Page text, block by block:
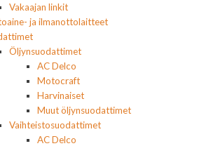
Vakaajan linkit
ja ilmanottolaitteet
Öljynsuodattimet
AC Delco
Motocraft
Harvinaiset
Muut öljynsuodattimet
Vaihteistosuodattimet
AC Delco